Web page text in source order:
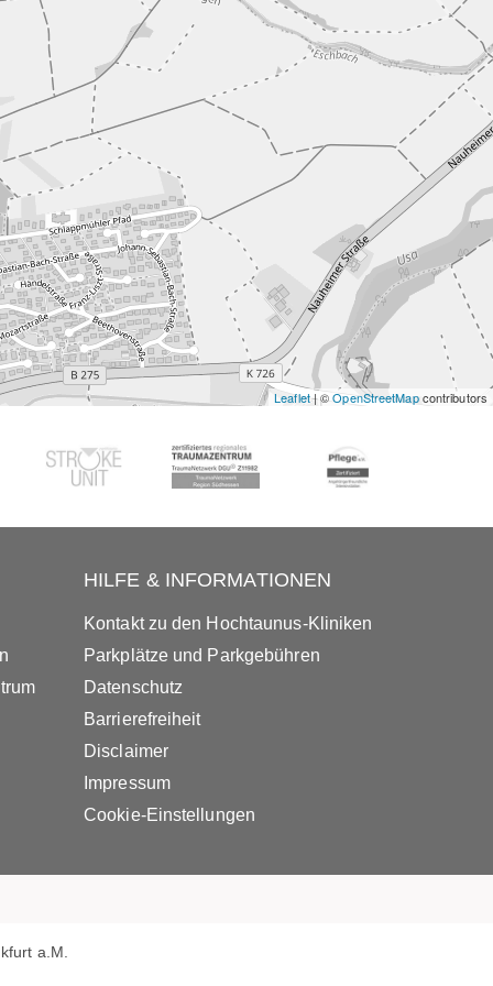
Leaflet| ©OpenStreetMapcontributors
HILFE & INFORMATIONEN
Kontakt zu den Hochtaunus-Kliniken
Parkplätze und Parkgebühren
Datenschutz
Barrierefreiheit
Disclaimer
Impressum
Cookie-Einstellungen
a.M.